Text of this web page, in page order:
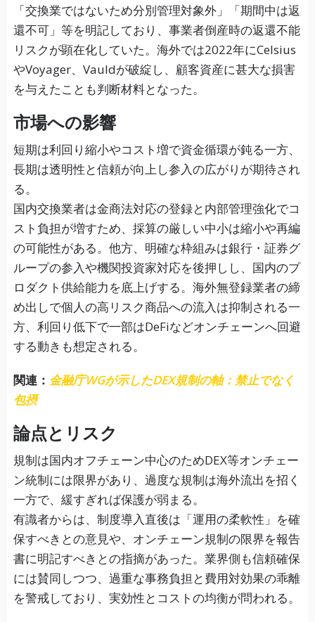
「交換業ではないため分別管理対象外」「期間中は返
還不可」等を明記しており、事業者倒産時の返還不能
リスクが顕在化していた。海外では2022年にCelsius
やVoyager、Vauldが破綻し、顧客資産に甚大な損害
を与えたことも判断材料となった。
市場への影響
短期は利回り縮小やコスト増で資金循環が鈍る一方、
長期は透明性と信頼が向上し参入の広がりが期待され
る。
国内交換業者は金商法対応の登録と内部管理強化でコ
スト負担が増すため、採算の厳しい中小は縮小や再編
の可能性がある。他方、明確な枠組みは銀行・証券グ
ループの参入や機関投資家対応を後押しし、国内のプ
ロダクト供給能力を底上げする。海外無登録業者の締
め出しで個人の高リスク商品への流入は抑制される一
方、利回り低下で一部はDeFiなどオンチェーンへ回避
する動きも想定される。
関連： 金融庁WGが示したDEX規制の軸：禁止でなく
包摂
論点とリスク
規制は国内オフチェーン中心のためDEX等オンチェー
ン統制には限界があり、過度な規制は海外流出を招く
一方で、緩すぎれば保護が弱まる。
有識者からは、制度導入直後は「運用の柔軟性」を確
保すべきとの意見や、オンチェーン規制の限界を報告
書に明記すべきとの指摘があった。業界側も信頼確保
には賛同しつつ、過重な事務負担と費用対効果の乖離
を警戒しており、実効性とコストの均衡が問われる。